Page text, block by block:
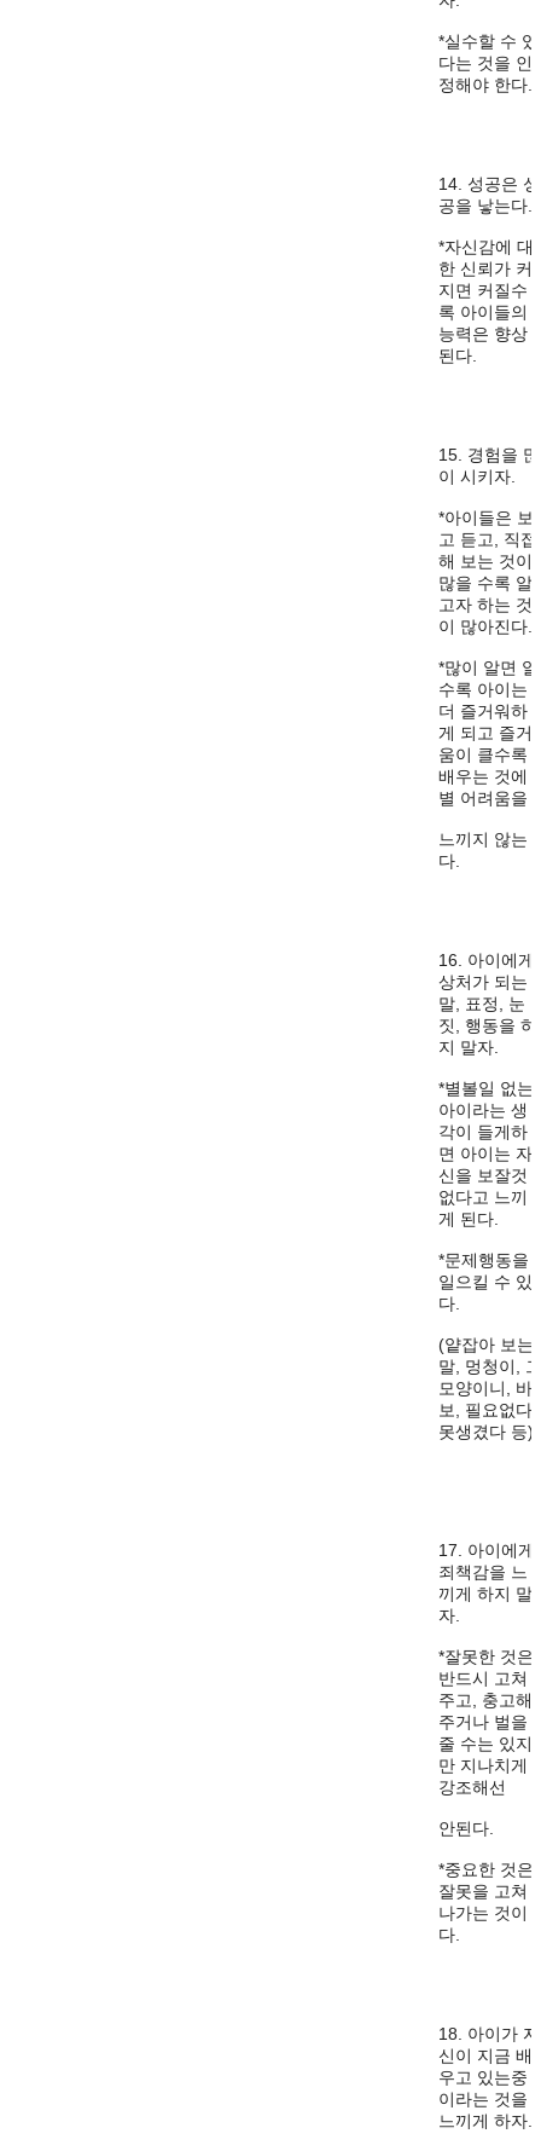
*실수할 수 있
다는 것을 인
정해야 한다.
14. 성공은 성
공을 낳는다.
*자신감에 대
한 신뢰가 커
지면 커질수
록 아이들의
능력은 향상
된다.
15. 경험을 많
이 시키자.
*아이들은 보
고 듣고, 직접
해 보는 것이
많을 수록 알
고자 하는 것
이 많아진다.
*많이 알면 알
수록 아이는
더 즐거워하
게 되고 즐거
움이 클수록
배우는 것에
별 어려움을
느끼지 않는
다.
16. 아이에게
상처가 되는
말, 표정, 눈
짓, 행동을 하
지 말자.
*별볼일 없는
아이라는 생
각이 들게하
면 아이는 자
신을 보잘것
없다고 느끼
게 된다.
*문제행동을
일으킬 수 있
다.
(얕잡아 보는
말, 멍청이, 그
모양이니, 바
보, 필요없다,
못생겼다 등)
17. 아이에게
죄책감을 느
끼게 하지 말
자.
*잘못한 것은
반드시 고쳐
주고, 충고해
주거나 벌을
줄 수는 있지
만 지나치게
강조해선
안된다.
*중요한 것은
잘못을 고쳐
나가는 것이
다.
18. 아이가 자
신이 지금 배
우고 있는중
이라는 것을
느끼게 하자.